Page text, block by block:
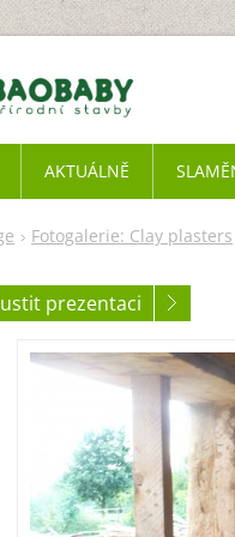
Fotogalerie: Clay plasters
prezentaci
AKTUÁLNĚ